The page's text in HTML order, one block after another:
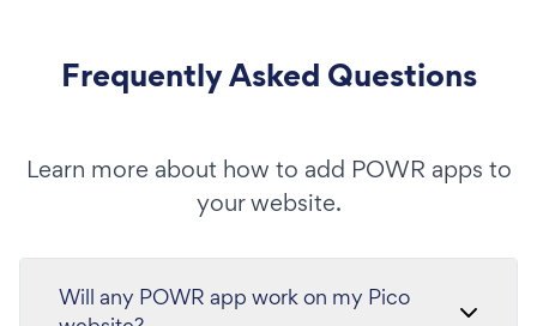
Frequently Asked Questions
Learn more about how to add POWR apps to
your website.
Will any POWR app work on my Pico